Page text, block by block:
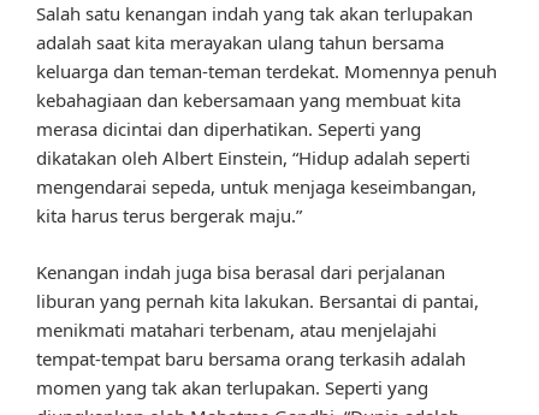
Salah satu kenangan indah yang tak akan terlupakan
adalah saat kita merayakan ulang tahun bersama
keluarga dan teman-teman terdekat. Momennya penuh
kebahagiaan dan kebersamaan yang membuat kita
merasa dicintai dan diperhatikan. Seperti yang
dikatakan oleh Albert Einstein, “Hidup adalah seperti
mengendarai sepeda, untuk menjaga keseimbangan,
kita harus terus bergerak maju.”
Kenangan indah juga bisa berasal dari perjalanan
liburan yang pernah kita lakukan. Bersantai di pantai,
menikmati matahari terbenam, atau menjelajahi
tempat-tempat baru bersama orang terkasih adalah
momen yang tak akan terlupakan. Seperti yang